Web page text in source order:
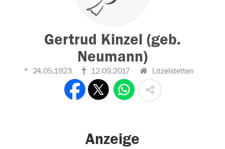
Gertrud Kinzel (geb.
Neumann)
24.05.1923 12.09.2017 Litzelstetten
Anzeige